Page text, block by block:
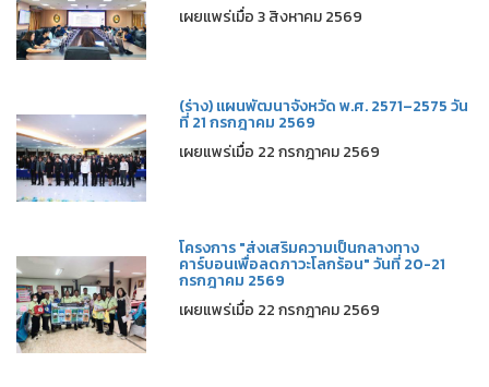
เผยแพร่เมื่อ 3 สิงหาคม 2569
(ร่าง) แผนพัฒนาจังหวัด พ.ศ. 2571–2575 วัน
ที่ 21 กรกฎาคม 2569
เผยแพร่เมื่อ 22 กรกฎาคม 2569
โครงการ "ส่งเสริมความเป็นกลางทาง
คาร์บอนเพื่อลดภาวะโลกร้อน" วันที่ 20-21
กรกฎาคม 2569
เผยแพร่เมื่อ 22 กรกฎาคม 2569